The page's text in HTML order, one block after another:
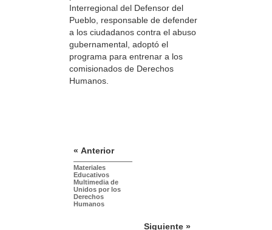
Interregional del Defensor del
Pueblo, responsable de defender
a los ciudadanos contra el abuso
gubernamental, adoptó el
programa para entrenar a los
comisionados de Derechos
Humanos.
« Anterior
Materiales
Educativos
Multimedia de
Unidos por los
Derechos
Humanos
Siguiente »